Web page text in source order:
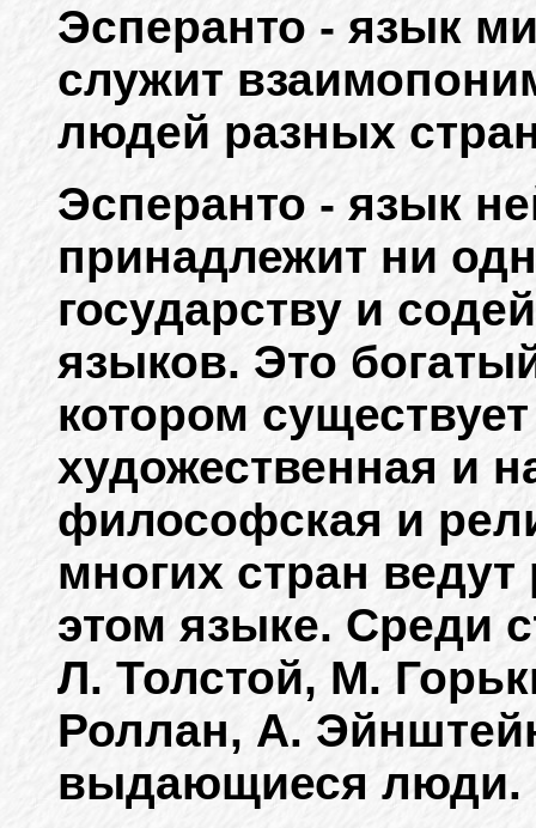
Эсперанто - язык
служит
людей разных
Эсперанто - язык
принадлежит ни
государству и
языков. Это
котором
художественная и
философская и
многих стран
этом языке. Среди
Л. Толстой, М.
Роллан, А.
выдающиеся люди.